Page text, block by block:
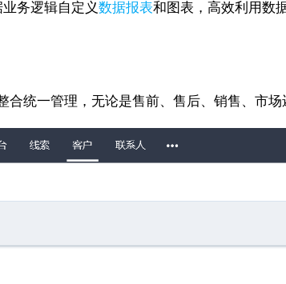
务逻辑自定义数据报表和图表，高效利用数
合统一管理，无论是售前、售后、销售、市